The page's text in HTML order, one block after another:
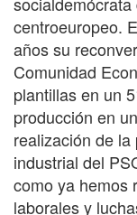
centroeuropeo.
años su
Comunidad
plantillas en un
producción en
realización de
industrial del
como ya hemos
laborales y